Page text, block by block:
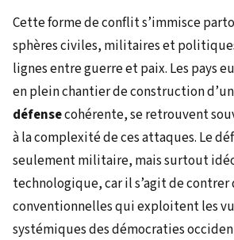
Cette forme de conflit s’immisce
sphères civiles, militaires et
lignes entre guerre et paix. Les pays
en plein chantier de construction
défensecohérente, se retrouvent
à la complexité de ces attaques. Le
seulement militaire, mais surtout
technologique, car il s’agit de contrer
conventionnelles qui exploitent les
systémiques des démocraties